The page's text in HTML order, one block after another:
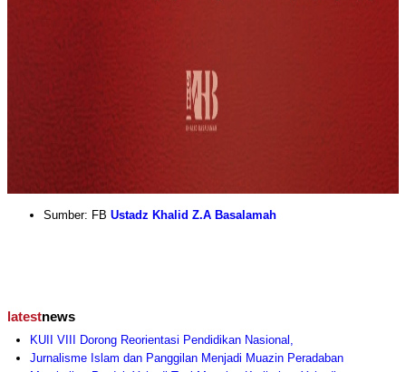
Sumber: FB Ustadz Khalid Z.A Basalamah
latestnews
KUII VIII Dorong Reorientasi Pendidikan Nasional,
Jurnalisme Islam dan Panggilan Menjadi Muazin Peradaban